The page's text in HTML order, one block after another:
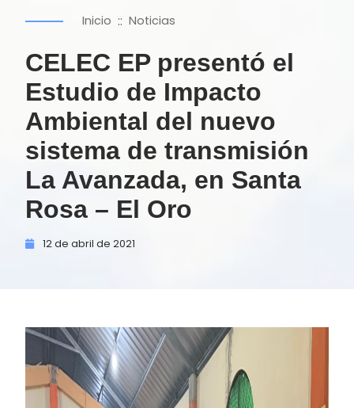
Inicio :: Noticias
CELEC EP presentó el
Estudio de Impacto
Ambiental del nuevo
sistema de transmisión
La Avanzada, en Santa
Rosa – El Oro
12 de abril de 2021